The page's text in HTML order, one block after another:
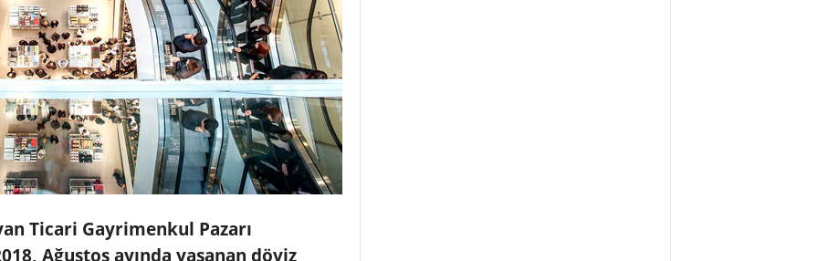
Ticari Gayrimenkul Pazarı
Ağustos ayında yaşanan döviz